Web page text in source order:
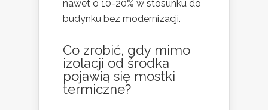
nawet o 10-20% w stosunku do
budynku bez modernizacji.
Co zrobić, gdy mimo
izolacji od środka
pojawią się mostki
termiczne?